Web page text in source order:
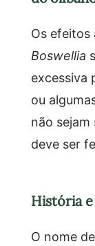
Os efeitos
Boswellia
excessiva
ou
não
deve ser
História
O nome